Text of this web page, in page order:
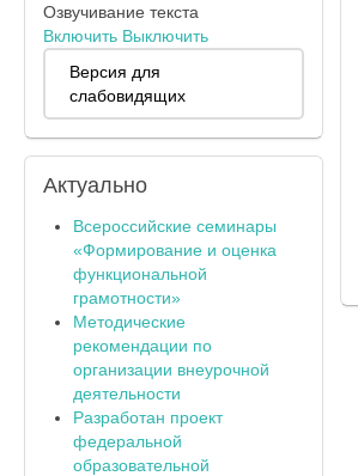
Озвучивание текста
Включить Выключить
Версия для
слабовидящих
Актуально
Всероссийские семинары
«Формирование и оценка
функциональной
грамотности»
Методические
рекомендации по
организации внеурочной
деятельности
Разработан проект
федеральной
образовательной